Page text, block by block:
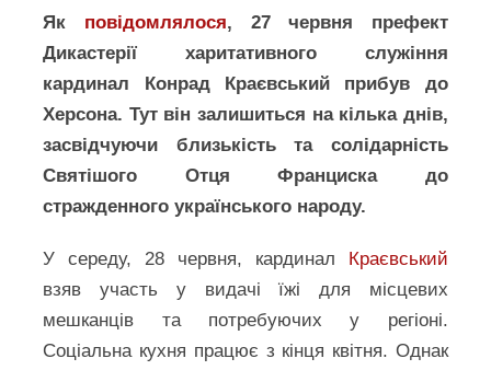
Як повідомлялося, 27 червня префект
Дикастерії харитативного служіння
кардинал Конрад Краєвський прибув до
Херсона. Тут він залишиться на кілька днів,
засвідчуючи близькість та солідарність
Святішого Отця Франциска до
стражденного українського народу.
У середу, 28 червня, кардинал Краєвський
взяв участь у видачі їжі для місцевих
мешканців та потребуючих у регіоні.
Соціальна кухня працює з кінця квітня. Однак